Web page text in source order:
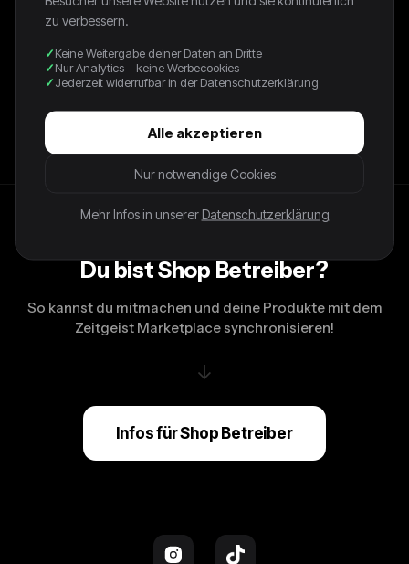
Vintage Ralph Lauren Y2K „Italy“ Polo (L)
Du bist Shop Betreiber?
So kannst du mitmachen und deine Produkte mit dem
Zeitgeist Marketplace synchronisieren!
↓
Infos für Shop Betreiber
zu verbessern.
Keine Weitergabe deiner Daten an Dritte
Nur Analytics – keine Werbecookies
Jederzeit widerrufbar in der Datenschutzerklärung
Alle akzeptieren
Nur notwendige Cookies
Mehr Infos in unserer Datenschutzerklärung